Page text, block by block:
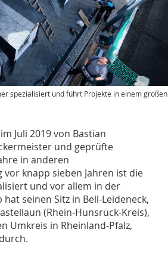
spezialisiert und führt Projekte in einem großen
Juli 2019 von Bastian
und geprüfte
in anderen
knapp sieben Jahren ist die
und vor allem in der
seinen Sitz in Bell-Leideneck,
(Rhein-Hunsrück-Kreis),
Umkreis in Rheinland-Pfalz,